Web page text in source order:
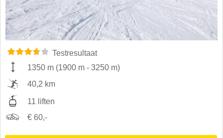
Testresultaat
1350 m (1900 m - 3250 m)
40,2 km
11 liften
€ 60,-